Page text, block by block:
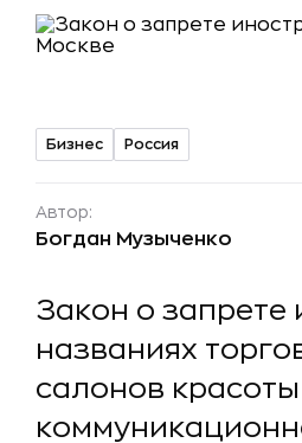
Бизнес Россия
Автор:
Богдан Музыченко
Закон о запрете
названиях
салонов